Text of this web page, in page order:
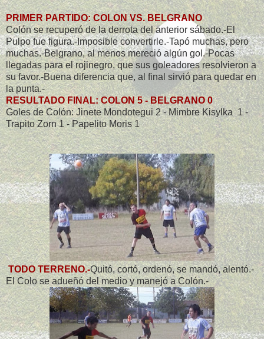
PRIMER PARTIDO: COLON VS. BELGRANO
Colón se recuperó de la derrota del anterior sábado.-El
Pulpo fue figura.-Imposible convertirle.-Tapó muchas, pero
muchas.-Belgrano, al menos mereció algún gol.-Pocas
llegadas para el rojinegro, que sus goleadores resolvieron a
su favor.-Buena diferencia que, al final sirvió para quedar en
la punta.-
RESULTADO FINAL: COLON 5 - BELGRANO 0
Goles de Colón: Jinete Mondotegui 2 - Mimbre Kisylka 1 -
Trapito Zorn 1 - Papelito Moris 1
TODO TERRENO.-Quitó, cortó, ordenó, se mandó, alentó.-
El Colo se adueñó del medio y manejó a Colón.-